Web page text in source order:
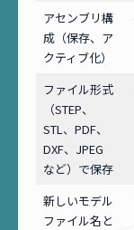
アセンブリ構
成（保存、ア
クティブ化）
ファイル形式
（STEP、
STL、PDF、
DXF、JPEG
など）で保存
新しいモデル
ファイル名と